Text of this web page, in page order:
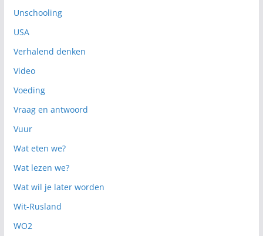
Unschooling
USA
Verhalend denken
Video
Voeding
Vraag en antwoord
Vuur
Wat eten we?
Wat lezen we?
Wat wil je later worden
Wit-Rusland
WO2